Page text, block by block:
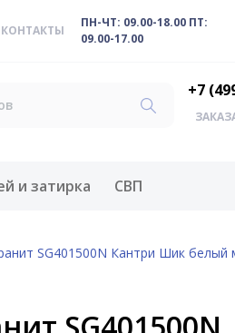
КОНТАКТЫ
ПН-ЧТ: 09.00-18.00 ПТ:
09.00-17.00
+7
меню
и затирка СВП
SG401500N Кантри Шик белый